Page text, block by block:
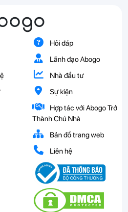
Hỏi đáp
Lãnh đạo Abogo
Nhà đầu tư
Sự kiện
Hợp tác với Abogo Trở
Thành Chủ Nhà
Bản đồ trang web
Liên hệ